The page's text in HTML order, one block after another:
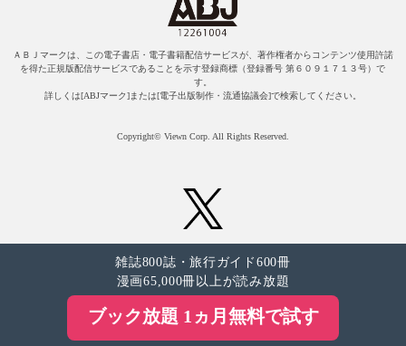
ＡＢＪマークは、この電子書店・電子書籍配信サービスが、著作権者からコンテンツ使用許諾
を得た正規版配信サービスであることを示す登録商標（登録番号 第６０９１７１３号）で
す。
詳しくは[ABJマーク]または[電子出版制作・流通協議会]で検索してください。
Copyright© Viewn Corp. All Rights Reserved.
雑誌800誌・旅行ガイド600冊
漫画65,000冊以上が読み放題
ブック放題 1ヵ月無料で試す